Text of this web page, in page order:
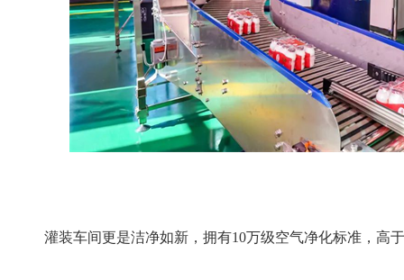
灌装车间更是洁净如新，拥有10万级空气净化标准，高